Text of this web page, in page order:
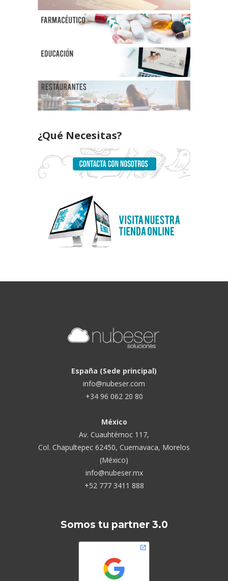
¿Qué Necesitas?
España (Sede principal)
info@nubeser.com
+34 96 062 20 80
México
Av. Cuauhtémoc 117,
Col. Chapultepec 62450, Cuernavaca, Morelos
(México)
info@nubeser.mx
+52 777 3411 888
Somos tu partner 3.0